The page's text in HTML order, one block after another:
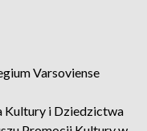
Varsoviense
Kultury i Dziedzictwa